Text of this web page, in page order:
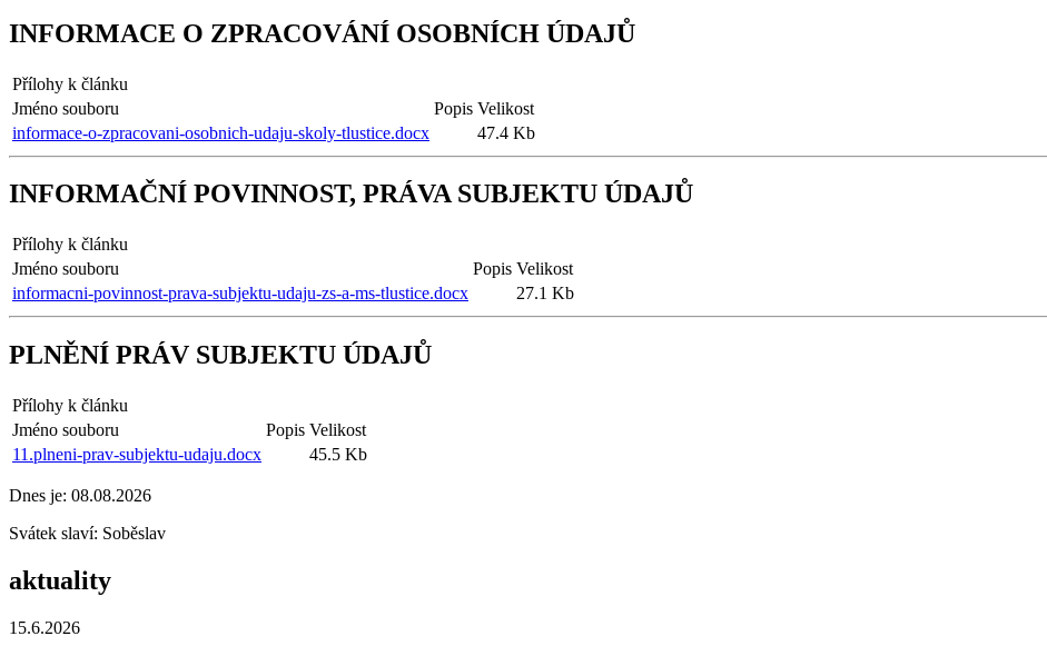
INFORMACE O ZPRACOVÁNÍ OSOBNÍCH ÚDAJŮ
Přílohy k článku
Jméno souboru
Popis Velikost
informace-o-zpracovani-osobnich-udaju-skoly-tlustice.docx
47.4 Kb
INFORMAČNÍ POVINNOST, PRÁVA SUBJEKTU ÚDAJŮ
Přílohy k článku
Jméno souboru
Popis Velikost
informacni-povinnost-prava-subjektu-udaju-zs-a-ms-tlustice.docx
27.1 Kb
PLNĚNÍ PRÁV SUBJEKTU ÚDAJŮ
Přílohy k článku
Jméno souboru
Popis Velikost
11.plneni-prav-subjektu-udaju.docx
45.5 Kb
Dnes je: 08.08.2026
Svátek slaví: Soběslav
aktuality
15.6.2026